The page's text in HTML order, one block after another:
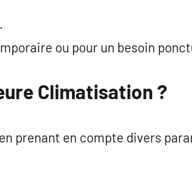
ou pour un besoin
Climatisation ?
prenant en compte divers